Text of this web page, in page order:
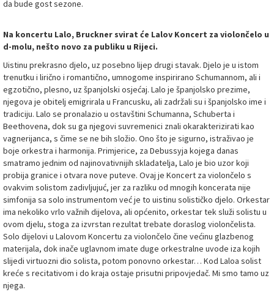
da bude gost sezone.
Na koncertu Lalo, Bruckner svirat će Lalov Koncert za violončelo u
d-molu, nešto novo za publiku u Rijeci.
Uistinu prekrasno djelo, uz posebno lijep drugi stavak. Djelo je u istom
trenutku i lirično i romantično, umnogome inspirirano Schumannom, ali i
egzotično, plesno, uz španjolski osjećaj. Lalo je španjolsko prezime,
njegova je obitelj emigrirala u Francusku, ali zadržali su i španjolsko ime i
tradiciju. Lalo se pronalazio u ostavštini Schumanna, Schuberta i
Beethovena, dok su ga njegovi suvremenici znali okarakterizirati kao
vagnerijanca, s čime se ne bih složio. Ono što je sigurno, istraživao je
boje orkestra i harmonija. Primjerice, za Debussyja kojega danas
smatramo jednim od najinovativnijih skladatelja, Lalo je bio uzor koji
probija granice i otvara nove puteve. Ovaj je Koncert za violončelo s
ovakvim solistom zadivljujuć, jer za razliku od mnogih koncerata nije
simfonija sa solo instrumentom već je to uistinu solističko djelo. Orkestar
ima nekoliko vrlo važnih dijelova, ali općenito, orkestar tek služi solistu u
ovom djelu, stoga za izvrstan rezultat trebate doraslog violončelista.
Solo dijelovi u Lalovom Koncertu za violončelo čine većinu glazbenog
materijala, dok inače uglavnom imate duge orkestralne uvode iza kojih
slijedi virtuozni dio solista, potom ponovno orkestar… Kod Laloa solist
kreće s recitativom i do kraja ostaje prisutni pripovjedač. Mi smo tamo uz
njega.